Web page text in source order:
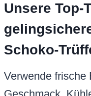
Unsere Top-
Schoko-
Verwende frische